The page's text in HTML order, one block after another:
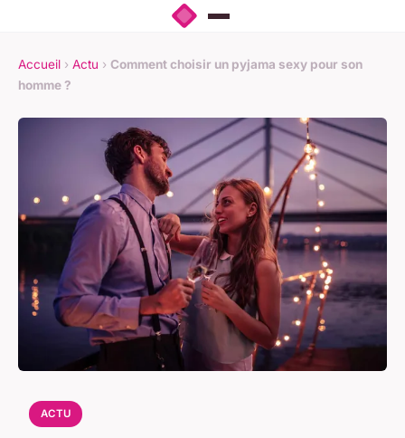
Accueil › Actu › Comment choisir un pyjama sexy pour son
homme ?
ACTU